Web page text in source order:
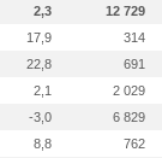
2,3
12 729
17,9
314
22,8
691
2,1
2 029
-3,0
6 829
8,8
762